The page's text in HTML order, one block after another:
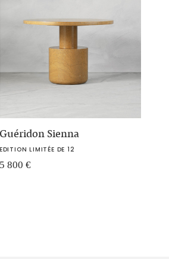
Guéridon Sienna
EDITION LIMITÉE DE 12
5 800 €